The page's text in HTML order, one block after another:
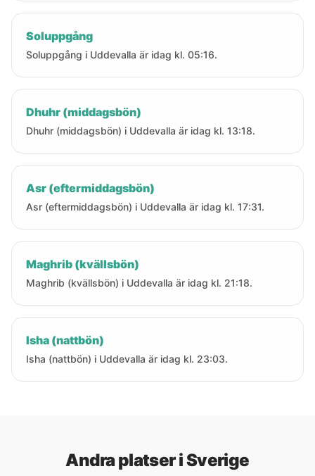
Soluppgång
Soluppgång i Uddevalla är idag kl. 05:16.
Dhuhr (middagsbön)
Dhuhr (middagsbön) i Uddevalla är idag kl. 13:18.
Asr (eftermiddagsbön)
Asr (eftermiddagsbön) i Uddevalla är idag kl. 17:31.
Maghrib (kvällsbön)
Maghrib (kvällsbön) i Uddevalla är idag kl. 21:18.
Isha (nattbön)
Isha (nattbön) i Uddevalla är idag kl. 23:03.
Andra platser i Sverige